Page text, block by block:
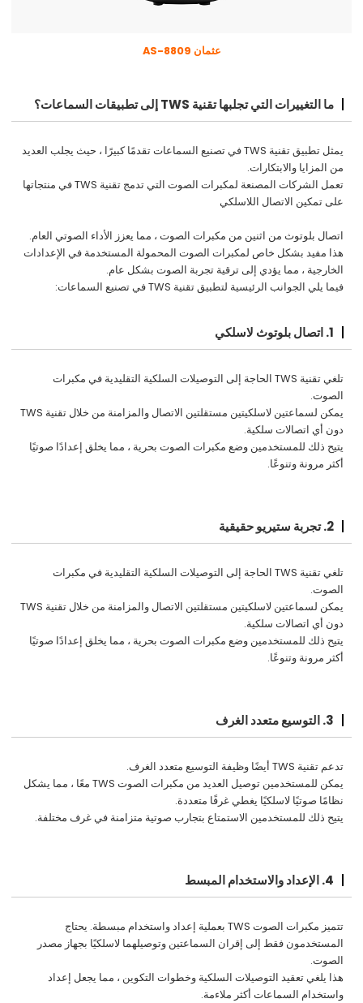
عثمان AS-8809
ما التغييرات التي تجلبها تقنية TWS إلى تطبيقات السماعات؟
يمثل تطبيق تقنية TWS في تصنيع السماعات تقدمًا كبيرًا ، حيث يجلب العديد
من المزايا والابتكارات.
تعمل الشركات المصنعة لمكبرات الصوت التي تدمج تقنية TWS في منتجاتها
على تمكين الاتصال اللاسلكي
اتصال بلوتوث من اثنين من مكبرات الصوت ، مما يعزز الأداء الصوتي العام.
هذا مفيد بشكل خاص لمكبرات الصوت المحمولة المستخدمة في الإعدادات
الخارجية ، مما يؤدي إلى ترقية تجربة الصوت بشكل عام.
فيما يلي الجوانب الرئيسية لتطبيق تقنية TWS في تصنيع السماعات:
1. اتصال بلوتوث لاسلكي
تلغي تقنية TWS الحاجة إلى التوصيلات السلكية التقليدية في مكبرات
الصوت.
يمكن لسماعتين لاسلكيتين مستقلتين الاتصال والمزامنة من خلال تقنية TWS
دون أي اتصالات سلكية.
يتيح ذلك للمستخدمين وضع مكبرات الصوت بحرية ، مما يخلق إعدادًا صوتيًا
أكثر مرونة وتنوعًا.
2. تجربة ستيريو حقيقية
تلغي تقنية TWS الحاجة إلى التوصيلات السلكية التقليدية في مكبرات
الصوت.
يمكن لسماعتين لاسلكيتين مستقلتين الاتصال والمزامنة من خلال تقنية TWS
دون أي اتصالات سلكية.
يتيح ذلك للمستخدمين وضع مكبرات الصوت بحرية ، مما يخلق إعدادًا صوتيًا
أكثر مرونة وتنوعًا.
3. التوسيع متعدد الغرف
تدعم تقنية TWS أيضًا وظيفة التوسيع متعدد الغرف.
يمكن للمستخدمين توصيل العديد من مكبرات الصوت TWS معًا ، مما يشكل
نظامًا صوتيًا لاسلكيًا يغطي غرفًا متعددة.
يتيح ذلك للمستخدمين الاستمتاع بتجارب صوتية متزامنة في غرف مختلفة.
4. الإعداد والاستخدام المبسط
تتميز مكبرات الصوت TWS بعملية إعداد واستخدام مبسطة. يحتاج
المستخدمون فقط إلى إقران السماعتين وتوصيلهما لاسلكيًا بجهاز مصدر
الصوت.
هذا يلغي تعقيد التوصيلات السلكية وخطوات التكوين ، مما يجعل إعداد
واستخدام السماعات أكثر ملاءمة.